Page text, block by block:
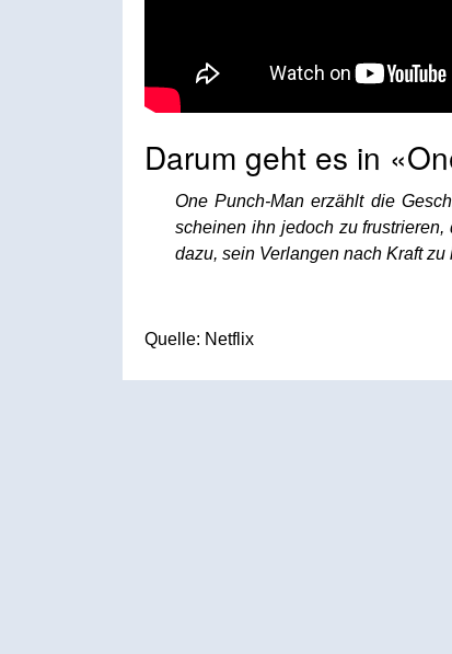
Darum geht es in
One Punch-Man erzählt die
scheinen ihn jedoch zu
dazu, sein Verlangen nach Kraft
Quelle: Netflix